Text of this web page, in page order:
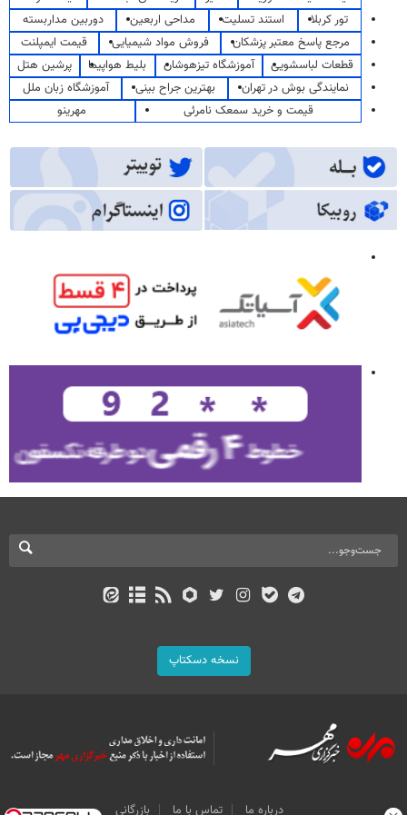
تور کربلا
استند تسلیت مداحی اربعین
دوربین مداربسته
مرجع پاسخ معتبر پزشکان
فروش مواد شیمیایی
قیمت ایمپلنت
قطعات لباسشویی
آموزشگاه تیزهوشان بلیط هواپیما
پرشین هتل
نمایندگی بوش در تهران
بهترین جراح بینی
آموزشگاه زبان ملل
قیمت و خرید سمعک نامرئی
مهرینو
نسخه دسکتاپ
درباره ما تماس با ما بازرگانی